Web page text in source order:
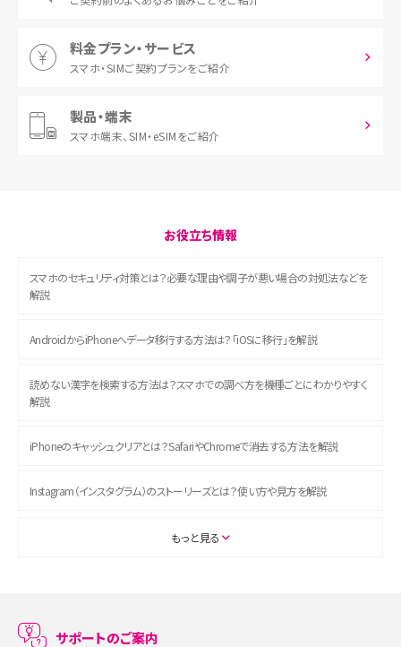
料金プラン・サービス
スマホ・SIMご契約プランをご紹介
製品・端末
スマホ端末、 SIM・eSIMをご紹介
お役立ち情報
スマホのセキュリティ対策とは？必要な理由や調子が悪い場合の対処法などを
解説
AndroidからiPhoneへデータ移行する方法は？「iOSに移行」を解説
読めない漢字を検索する方法は？スマホでの調べ方を機種ごとにわかりやすく
解説
iPhoneのキャッシュクリアとは？SafariやChromeで消去する方法を解説
Instagram（インスタグラム）のストーリーズとは？使い方や見方を解説
ASMRとは？初心者向けの代表ジャンルや楽しみ方を解説
LINEで友だちを削除する方法は？方法ごとの影響や復活・復元する方法も解説
もっと見る
サポートのご案内